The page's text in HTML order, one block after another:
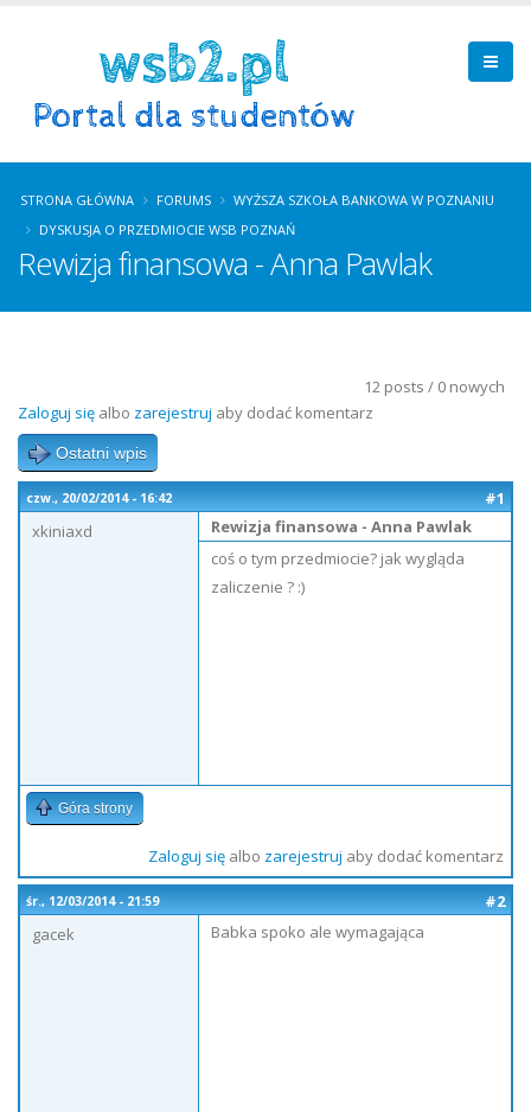
STRONA GŁÓWNA FORUMS
WYŻSZA SZKOŁA BANKOWA W POZNANIU
DYSKUSJA O PRZEDMIOCIE WSB POZNAŃ
Rewizja finansowa - Anna Pawlak
12 posts / 0 nowych
Zaloguj się albo zarejestruj aby dodać komentarz
Ostatni wpis
czw., 20/02/2014 - 16:42
#1
xkiniaxd
Rewizja finansowa - Anna Pawlak
coś o tym przedmiocie? jak wygląda
zaliczenie ? :)
Góra strony
Zaloguj sięalbo zarejestruj aby dodać komentarz
śr., 12/03/2014 - 21:59
#2
gacek
Babka spoko ale wymagająca